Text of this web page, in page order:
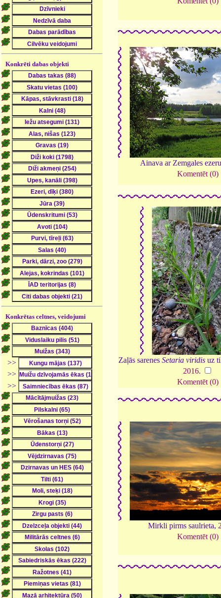
Konkrēti dabas objekti
Konkrētas celtnes, veidojumi
>>
>>
>>
Ainava ar Zemgales
Komentēt (0)
Zaļās sarenesSetaria viridis uz
2016.
Komentēt (0)
Mirkli pirms saulrieta,
Komentēt (0)